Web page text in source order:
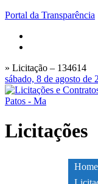
Portal da Transparência
» Licitação – 134614
sábado, 8 de agosto de
Licitações
Home